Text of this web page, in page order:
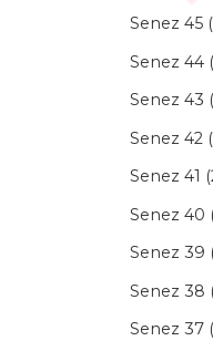
Senez 45
Senez 44
Senez 43
Senez 42
Senez 41
Senez 40
Senez 39
Senez 38
Senez 37